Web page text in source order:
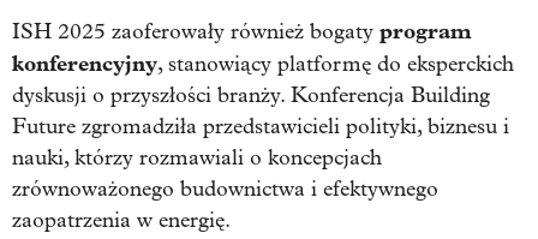
ISH 2025 zaoferowały również bogaty program
konferencyjny, stanowiący platformę do eksperckich
dyskusji o przyszłości branży. Konferencja Building
Future zgromadziła przedstawicieli polityki, biznesu i
nauki, którzy rozmawiali o koncepcjach
zrównoważonego budownictwa i efektywnego
zaopatrzenia w energię.